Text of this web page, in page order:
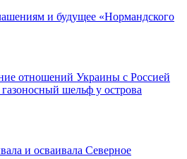
и будущее «Нормандского
отношений Украины с Россией
шельф у острова
и осваивала Северное